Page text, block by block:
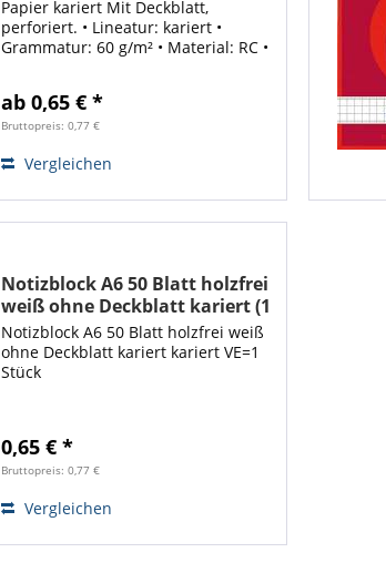
Papier kariert Mit Deckblatt,
perforiert. • Lineatur: kariert •
Grammatur: 60 g/m² • Material: RC •
ab 0,65 € *
Bruttopreis: 0,77 €
Vergleichen
Notizblock A6 50 Blatt holzfrei
weiß ohne Deckblatt kariert (1
Stück)
Notizblock A6 50 Blatt holzfrei weiß
ohne Deckblatt kariert kariert VE=1
Stück
0,65 € *
Bruttopreis: 0,77 €
Vergleichen